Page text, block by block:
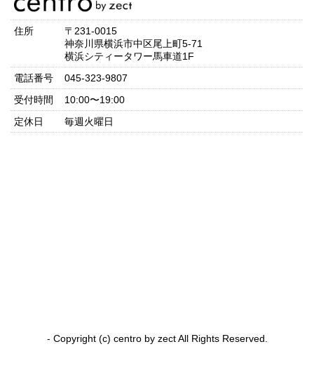
住所
〒231-0015
神奈川県横浜市中区尾上町5-71
横浜シティータワー馬車道1F
電話番号
045-323-9807
受付時間
10:00〜19:00
定休日
毎週火曜日
- Copyright (c) centro by zect All Rights Reserved.